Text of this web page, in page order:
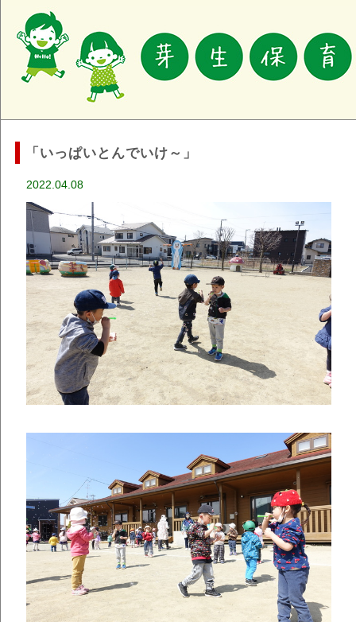
「いっぱいとんでいけ～」
2022.04.08